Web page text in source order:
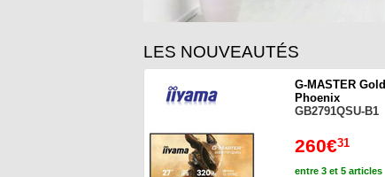
LES NOUVEAUTÉS
260€31
entre 3 et 5 articles
G-MASTER Gold
Phoenix
GB2791QSU-B1